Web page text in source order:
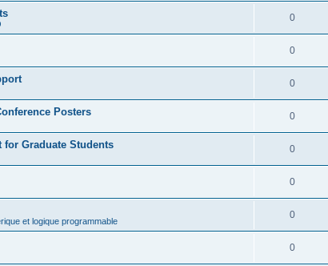
0
0
0
Posters 0
for Graduate Students 0
0
et logique programmable
0
0